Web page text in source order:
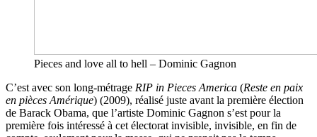
Pieces and love all to hell – Dominic Gagnon
C’est avec son long-métrage RIP in Pieces America (Reste en paix
en pièces Amérique) (2009), réalisé juste avant la première élection
de Barack Obama, que l’artiste Dominic Gagnon s’est pour la
première fois intéressé à cet électorat invisible, invisible, en fin de